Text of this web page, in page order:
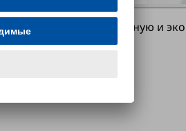
обеспечивает стабильную и